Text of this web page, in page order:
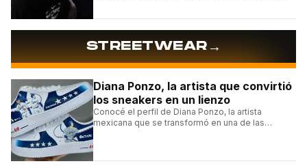
STREETWEAR→
Diana Ponzo, la artista que convirtió
los sneakers en un lienzo
Conocé el perfil de Diana Ponzo, la artista
mexicana que se transformó en una de las